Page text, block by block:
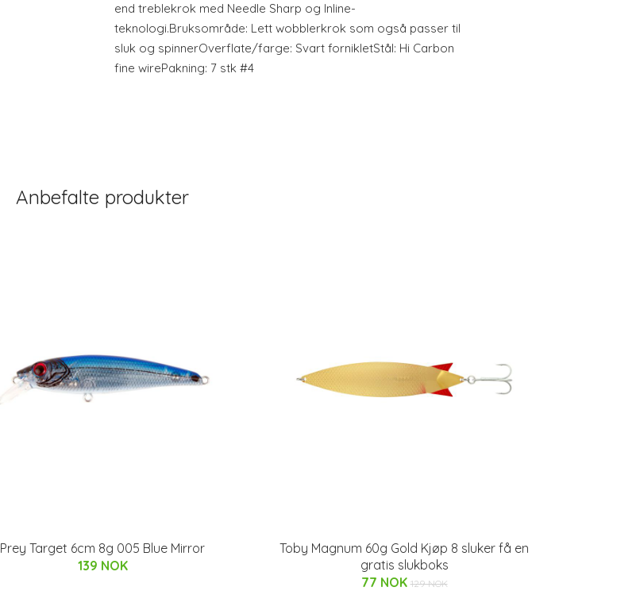
end treblekrok med Needle Sharp og Inline-
teknologi.Bruksområde: Lett wobblerkrok som også passer til
sluk og spinnerOverflate/farge: Svart fornikletStål: Hi Carbon
fine wirePakning: 7 stk #4
Anbefalte produkter
Prey Target 6cm 8g 005 Blue Mirror
139 NOK
Toby Magnum 60g Gold Kjøp 8 sluker få en
gratis slukboks
77 NOK 129 NOK